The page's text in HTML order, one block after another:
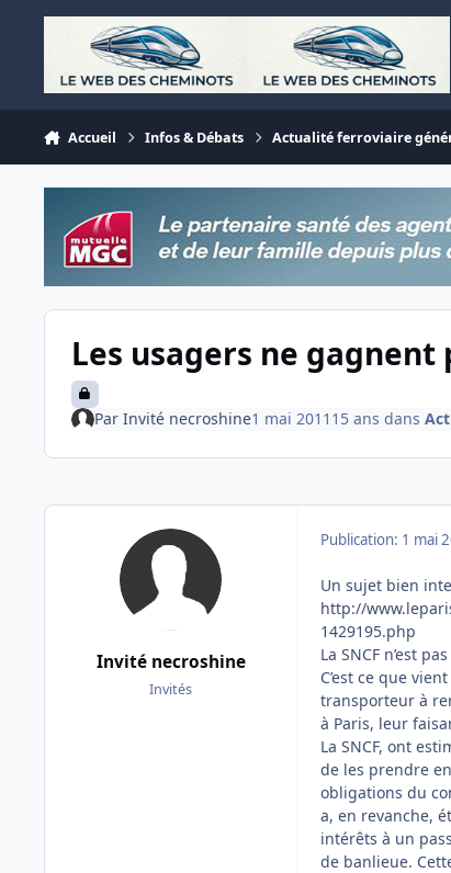
Aller au contenu
Accueil Infos & Débats Actualité ferroviaire
Les usagers ne gagnent
Par Invité necroshine1 mai 2011 15 ans dans
Invité necroshine
Invités
Publication: 1 mai
Un sujet bien
http://
1429195.php
La SNCF n’est
C’est ce que
transporteur à
à Paris, leur
La SNCF, ont
de les prendre
obligations du
a, en revanche,
intérêts à un
de banlieue.